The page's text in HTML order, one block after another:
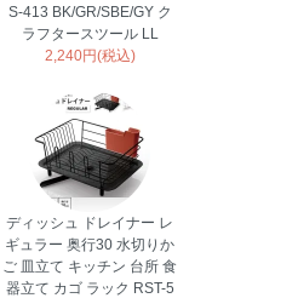
S-413 BK/GR/SBE/GY ク
ラフタースツール LL
2,240円(税込)
ディッシュ ドレイナー レ
ギュラー 奥行30 水切りか
ご 皿立て キッチン 台所 食
器立て カゴ ラック RST-5